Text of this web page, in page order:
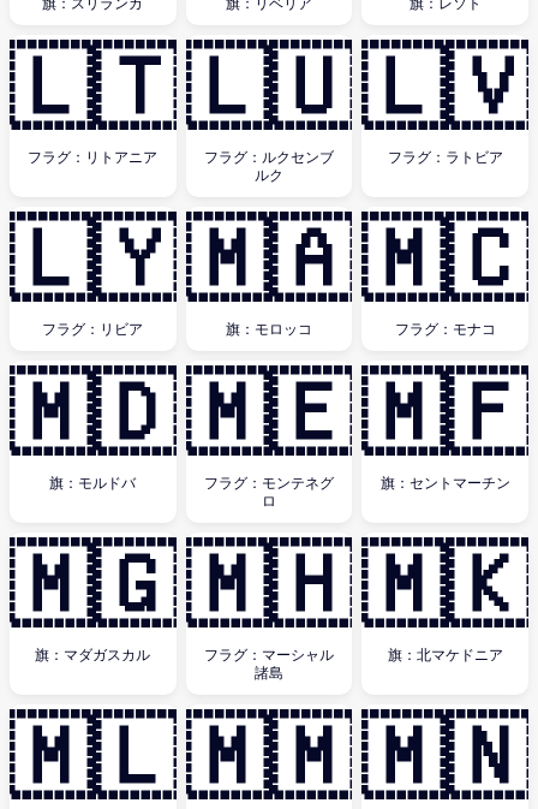
🇱🇹
フラグ：リトアニア
🇱🇺
フラグ：ルクセンブ
ルク
🇱🇻
フラグ：ラトビア
🇱🇾
フラグ：リビア
🇲🇦
旗：モロッコ
🇲🇨
フラグ：モナコ
🇲🇩
旗：モルドバ
🇲🇪
フラグ：モンテネグ
ロ
🇲🇫
旗：セントマーチン
🇲🇬
旗：マダガスカル
🇲🇭
フラグ：マーシャル
諸島
🇲🇰
旗：北マケドニア
🇲🇱🇲🇲🇲🇳